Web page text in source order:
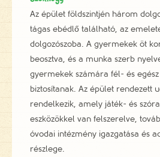
Az épület földszintjén három
tágas ebédlő található, az
dolgozószoba. A gyermekek öt
beosztva, és a munka szerb
gyermekek számára fél- és
biztosítanak. Az épület rendezett
rendelkezik, amely játék- és
eszközökkel van felszerelve,
óvodai intézmény igazgatása és
részlege.